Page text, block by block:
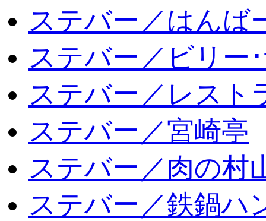
ステバー／はんば
ステバー／ビリー
ステバー／レスト
ステバー／宮崎亭
ステバー／肉の村
ステバー／鉄鍋ハ